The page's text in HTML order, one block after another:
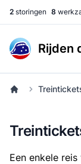
2 storingen 8
Rijden
Een enkele